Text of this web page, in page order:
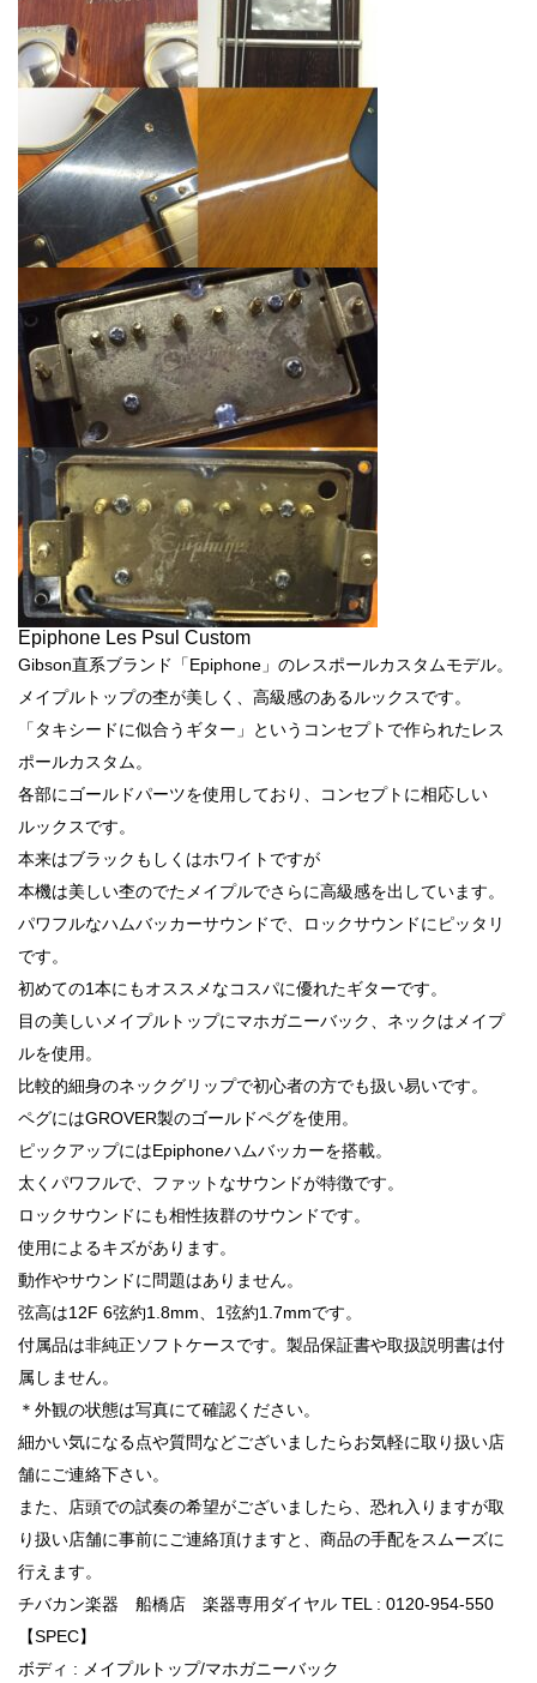
Epiphone Les Psul Custom
Gibson直系ブランド「Epiphone」のレスポールカスタムモデル。
メイプルトップの杢が美しく、高級感のあるルックスです。
「タキシードに似合うギター」というコンセプトで作られたレス
ポールカスタム。
各部にゴールドパーツを使用しており、コンセプトに相応しい
ルックスです。
本来はブラックもしくはホワイトですが
本機は美しい杢のでたメイプルでさらに高級感を出しています。
パワフルなハムバッカーサウンドで、ロックサウンドにピッタリ
です。
初めての1本にもオススメなコスパに優れたギターです。
目の美しいメイプルトップにマホガニーバック、ネックはメイプ
ルを使用。
比較的細身のネックグリップで初心者の方でも扱い易いです。
ペグにはGROVER製のゴールドペグを使用。
ピックアップにはEpiphoneハムバッカーを搭載。
太くパワフルで、ファットなサウンドが特徴です。
ロックサウンドにも相性抜群のサウンドです。
使用によるキズがあります。
動作やサウンドに問題はありません。
弦高は12F 6弦約1.8mm、1弦約1.7mmです。
付属品は非純正ソフトケースです。製品保証書や取扱説明書は付
属しません。
＊外観の状態は写真にて確認ください。
細かい気になる点や質問などございましたらお気軽に取り扱い店
舗にご連絡下さい。
また、店頭での試奏の希望がございましたら、恐れ入りますが取
り扱い店舗に事前にご連絡頂けますと、商品の手配をスムーズに
行えます。
チバカン楽器 船橋店 楽器専用ダイヤル TEL : 0120-954-550
【SPEC】
ボディ : メイプルトップ/マホガニーバック